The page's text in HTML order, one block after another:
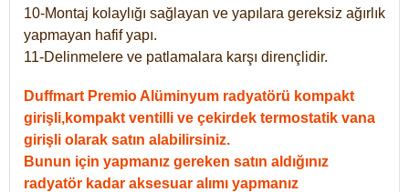
10-Montaj kolaylığı sağlayan ve yapılara gereksiz ağırlık
yapmayan hafif yapı.
11-Delinmelere ve patlamalara karşı dirençlidir.
Duffmart Premio Alüminyum radyatörü kompakt
girişli,kompakt ventilli ve çekirdek termostatik vana
girişli olarak satın alabilirsiniz.
Bunun için yapmanız gereken satın aldığınız
radyatör kadar aksesuar alımı yapmanız